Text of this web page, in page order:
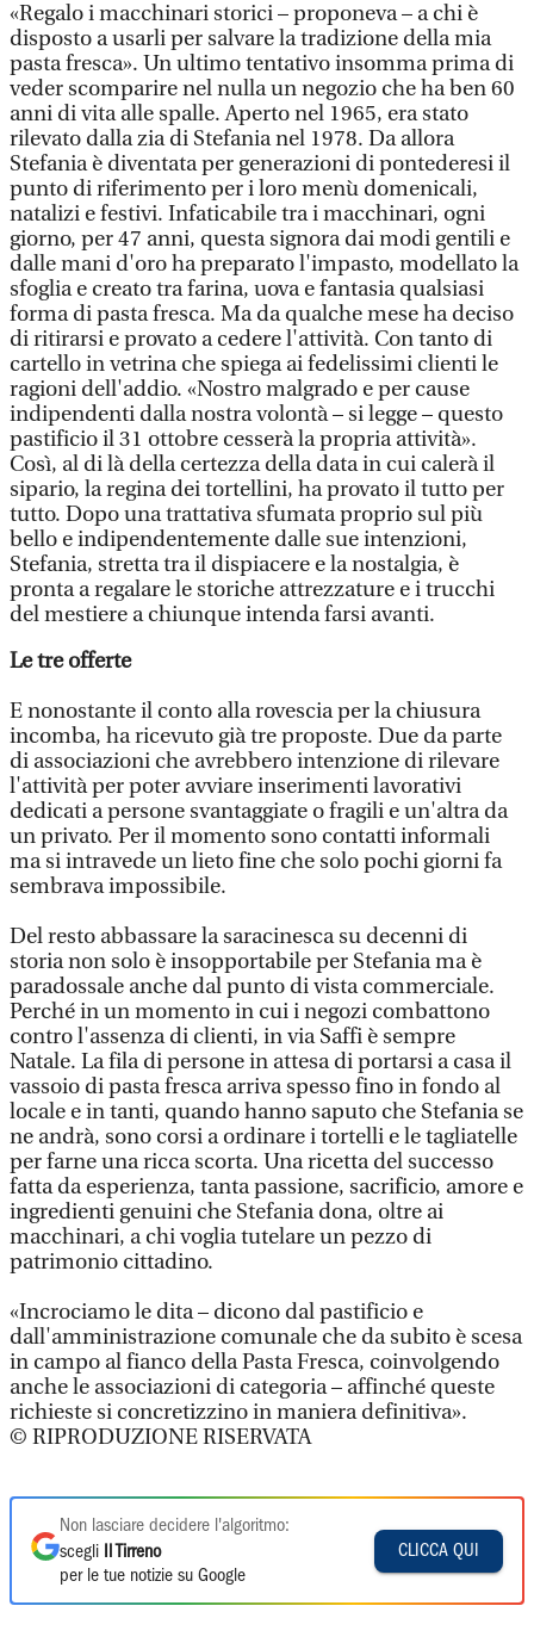
«Regalo i macchinari storici – proponeva – a chi è
disposto a usarli per salvare la tradizione della mia
pasta fresca». Un ultimo tentativo insomma prima di
veder scomparire nel nulla un negozio che ha ben 60
anni di vita alle spalle. Aperto nel 1965, era stato
rilevato dalla zia di Stefania nel 1978. Da allora
Stefania è diventata per generazioni di pontederesi il
punto di riferimento per i loro menù domenicali,
natalizi e festivi. Infaticabile tra i macchinari, ogni
giorno, per 47 anni, questa signora dai modi gentili e
dalle mani d'oro ha preparato l'impasto, modellato la
sfoglia e creato tra farina, uova e fantasia qualsiasi
forma di pasta fresca. Ma da qualche mese ha deciso
di ritirarsi e provato a cedere l'attività. Con tanto di
cartello in vetrina che spiega ai fedelissimi clienti le
ragioni dell'addio. «Nostro malgrado e per cause
indipendenti dalla nostra volontà – si legge – questo
pastificio il 31 ottobre cesserà la propria attività».
Così, al di là della certezza della data in cui calerà il
sipario, la regina dei tortellini, ha provato il tutto per
tutto. Dopo una trattativa sfumata proprio sul più
bello e indipendentemente dalle sue intenzioni,
Stefania, stretta tra il dispiacere e la nostalgia, è
pronta a regalare le storiche attrezzature e i trucchi
del mestiere a chiunque intenda farsi avanti.
Le tre offerte
E nonostante il conto alla rovescia per la chiusura
incomba, ha ricevuto già tre proposte. Due da parte
di associazioni che avrebbero intenzione di rilevare
l'attività per poter avviare inserimenti lavorativi
dedicati a persone svantaggiate o fragili e un'altra da
un privato. Per il momento sono contatti informali
ma si intravede un lieto fine che solo pochi giorni fa
sembrava impossibile.
Del resto abbassare la saracinesca su decenni di
storia non solo è insopportabile per Stefania ma è
paradossale anche dal punto di vista commerciale.
Perché in un momento in cui i negozi combattono
contro l'assenza di clienti, in via Saffi è sempre
Natale. La fila di persone in attesa di portarsi a casa il
vassoio di pasta fresca arriva spesso fino in fondo al
locale e in tanti, quando hanno saputo che Stefania se
ne andrà, sono corsi a ordinare i tortelli e le tagliatelle
per farne una ricca scorta. Una ricetta del successo
fatta da esperienza, tanta passione, sacrificio, amore e
ingredienti genuini che Stefania dona, oltre ai
macchinari, a chi voglia tutelare un pezzo di
patrimonio cittadino.
«Incrociamo le dita – dicono dal pastificio e
dall'amministrazione comunale che da subito è scesa
in campo al fianco della Pasta Fresca, coinvolgendo
anche le associazioni di categoria – affinché queste
richieste si concretizzino in maniera definitiva».
© RIPRODUZIONE RISERVATA
Non lasciare decidere l'algoritmo:
scegli
Il Tirreno
per le tue notizie su Google
CLICCA QUI